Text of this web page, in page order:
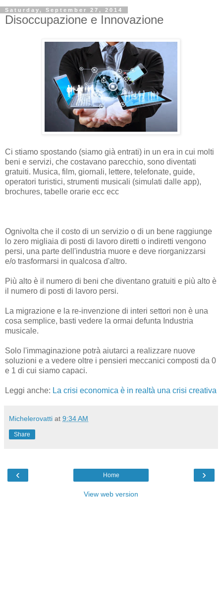
Saturday, September 27, 2014
Disoccupazione e Innovazione
Ci stiamo spostando (siamo già entrati) in un era in cui molti
beni e servizi, che costavano parecchio, sono diventati
gratuiti. Musica, film, giornali, lettere, telefonate, guide,
operatori turistici, strumenti musicali (simulati dalle app),
brochures, tabelle orarie ecc ecc
Ognivolta che il costo di un servizio o di un bene raggiunge
lo zero migliaia di posti di lavoro diretti o indiretti vengono
persi, una parte dell'industria muore e deve riorganizzarsi
e/o trasformarsi in qualcosa d'altro.
Più alto è il numero di beni che diventano gratuiti e più alto è
il numero di posti di lavoro persi.
La migrazione e la re-invenzione di interi settori non è una
cosa semplice, basti vedere la ormai defunta Industria
musicale.
Solo l'immaginazione potrà aiutarci a realizzare nuove
soluzioni e a vedere oltre i pensieri meccanici composti da 0
e 1 di cui siamo capaci.
Leggi anche: La crisi economica è in realtà una crisi creativa
Michelerovatti at 9:34 AM
Share
‹ ›
Home
View web version